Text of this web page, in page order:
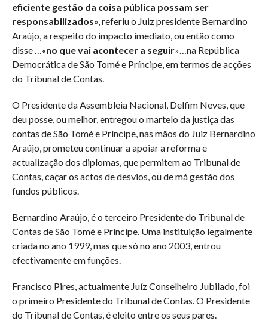
eficiente gestão da coisa pública possam ser
responsabilizados», referiu o Juiz presidente Bernardino
Araújo, a respeito do impacto imediato, ou então como
disse …«no que vai acontecer a seguir»…na República
Democrática de São Tomé e Príncipe, em termos de acções
do Tribunal de Contas.
O Presidente da Assembleia Nacional, Delfim Neves, que
deu posse, ou melhor, entregou o martelo da justiça das
contas de São Tomé e Príncipe, nas mãos do Juiz Bernardino
Araújo, prometeu continuar a apoiar a reforma e
actualização dos diplomas, que permitem ao Tribunal de
Contas, caçar os actos de desvios, ou de má gestão dos
fundos públicos.
Bernardino Araújo, é o terceiro Presidente do Tribunal de
Contas de São Tomé e Príncipe. Uma instituição legalmente
criada no ano 1999, mas que só no ano 2003, entrou
efectivamente em funções.
Francisco Pires, actualmente Juíz Conselheiro Jubilado, foi
o primeiro Presidente do Tribunal de Contas. O Presidente
do Tribunal de Contas, é eleito entre os seus pares.